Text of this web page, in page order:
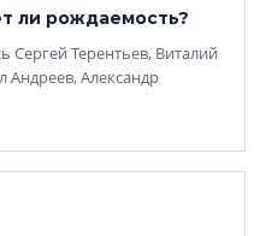
ли рождаемость?
Сергей Терентьев, Виталий
Андреев, Александр